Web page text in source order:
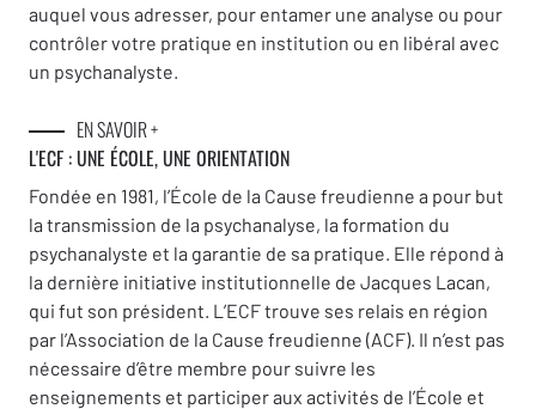
auquel vous adresser, pour entamer une analyse ou pour
contrôler votre pratique en institution ou en libéral avec
un psychanalyste.
EN SAVOIR +
L'ECF : UNE ÉCOLE, UNE ORIENTATION
Fondée en 1981, l’École de la Cause freudienne a pour but
la transmission de la psychanalyse, la formation du
psychanalyste et la garantie de sa pratique. Elle répond à
la dernière initiative institutionnelle de Jacques Lacan,
qui fut son président. L’ECF trouve ses relais en région
par l’Association de la Cause freudienne (ACF). Il n’est pas
nécessaire d’être membre pour suivre les
enseignements et participer aux activités de l’École et